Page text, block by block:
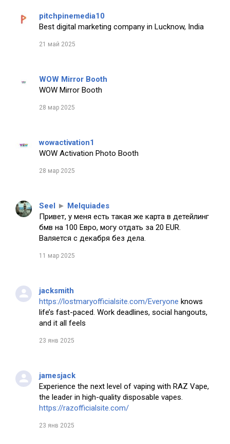
pitchpinemedia10
Best digital marketing company in Lucknow, India
21 май 2025
WOW Mirror Booth
WOW Mirror Booth
28 мар 2025
wowactivation1
WOW Activation Photo Booth
28 мар 2025
Seel ► Melquiades
Привет, у меня есть такая же карта в детейлинг
бмв на 100 Евро, могу отдать за 20 EUR.
Валяется с декабря без дела.
11 мар 2025
jacksmith
https://lostmaryofficialsite.com/Everyone knows
life’s fast-paced. Work deadlines, social hangouts,
and it all feels
23 янв 2025
jamesjack
Experience the next level of vaping with RAZ Vape,
the leader in high-quality disposable vapes.
https://razofficialsite.com/
23 янв 2025